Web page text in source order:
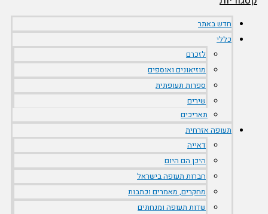
חדש באתר
כללי
לזכרם
מוזיאונים ואוספים
ספרות תעופתית
שירים
תאריכים
תעופה אזרחית
דאייה
היכן הם היום
חברות תעופה בישראל
מחקרים, מאמרים וכתבות
שדות תעופה ומנחתים